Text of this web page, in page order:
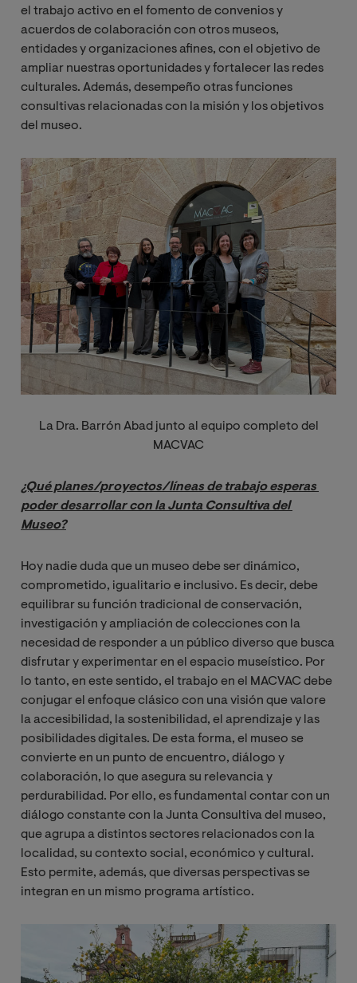
el trabajo activo en el fomento de convenios y
acuerdos de colaboración con otros museos,
entidades y organizaciones afines, con el objetivo de
ampliar nuestras oportunidades y fortalecer las redes
culturales. Además, desempeño otras funciones
consultivas relacionadas con la misión y los objetivos
del museo.
La Dra. Barrón Abad junto al equipo completo del
MACVAC
¿Qué planes/proyectos/líneas de trabajo esperas
poder desarrollar con la Junta Consultiva del
Museo?
Hoy nadie duda que un museo debe ser dinámico,
comprometido, igualitario e inclusivo. Es decir, debe
equilibrar su función tradicional de conservación,
investigación y ampliación de colecciones con la
necesidad de responder a un público diverso que busca
disfrutar y experimentar en el espacio museístico. Por
lo tanto, en este sentido, el trabajo en el MACVAC debe
conjugar el enfoque clásico con una visión que valore
la accesibilidad, la sostenibilidad, el aprendizaje y las
posibilidades digitales. De esta forma, el museo se
convierte en un punto de encuentro, diálogo y
colaboración, lo que asegura su relevancia y
perdurabilidad. Por ello, es fundamental contar con un
diálogo constante con la Junta Consultiva del museo,
que agrupa a distintos sectores relacionados con la
localidad, su contexto social, económico y cultural.
Esto permite, además, que diversas perspectivas se
integran en un mismo programa artístico.
Imagen